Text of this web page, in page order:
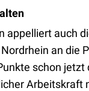
appelliert auch
an die
schon jetzt
Arbeitskraft